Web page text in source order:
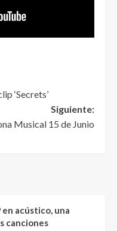
‘Secrets’
Siguiente:
Musical 15 de Junio
en acústico, una
canciones